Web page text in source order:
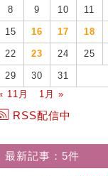
8 9 10 11
15 16 17 18
22 23 24 25
29 30
31
11月
1月 »
RSS配信中
最新記事：5件